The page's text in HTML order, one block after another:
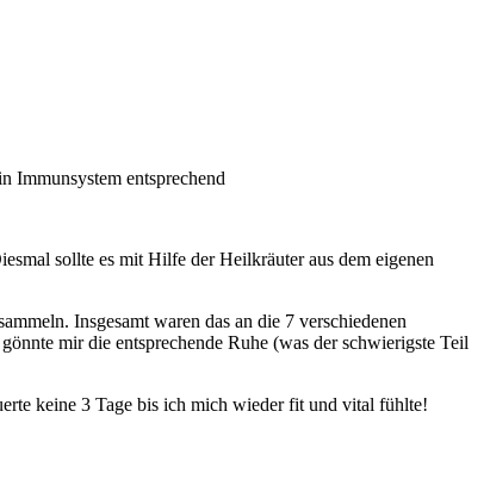
Immunsystem entsprechend
sollte es mit Hilfe der Heilkräuter aus dem eigenen
Insgesamt waren das an die 7 verschiedenen
mir die entsprechende Ruhe (was der schwierigste Teil
keine 3 Tage bis ich mich wieder fit und vital fühlte!